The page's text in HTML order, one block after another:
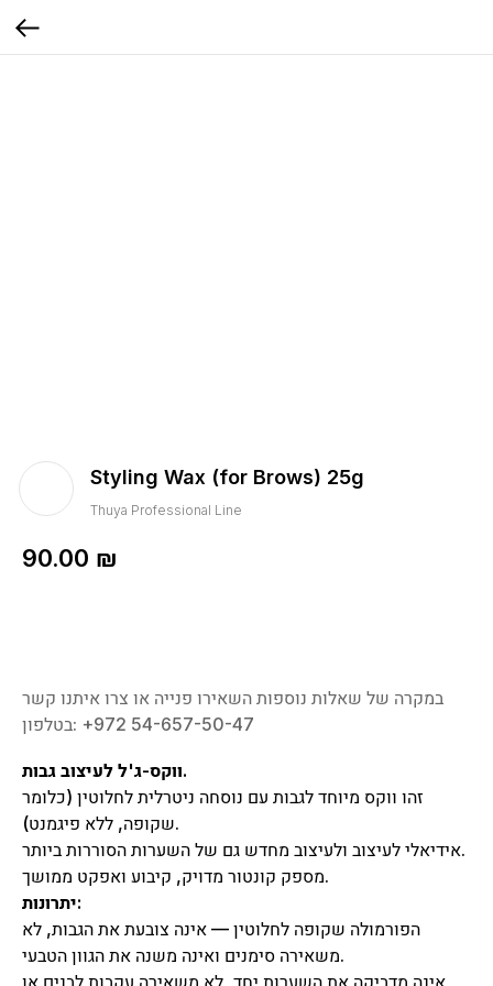
Styling Wax (for Brows) 25g
Thuya Professional Line
90.00 ₪
במקרה של שאלות נוספות השאירו פנייה או צרו איתנו קשר
בטלפון: ‎+972 54-657-50-47
ווקס-ג'ל לעיצוב גבות.
זהו ווקס מיוחד לגבות עם נוסחה ניטרלית לחלוטין (כלומר
שקופה, ללא פיגמנט).
אידיאלי לעיצוב ולעיצוב מחדש גם של השערות הסוררות ביותר.
מספק קונטור מדויק, קיבוע ואפקט ממושך.
יתרונות:
הפורמולה שקופה לחלוטין — אינה צובעת את הגבות, לא
משאירה סימנים ואינה משנה את הגוון הטבעי.
אינה מדביקה את השערות יחד, לא משאירה עקבות לבנים או